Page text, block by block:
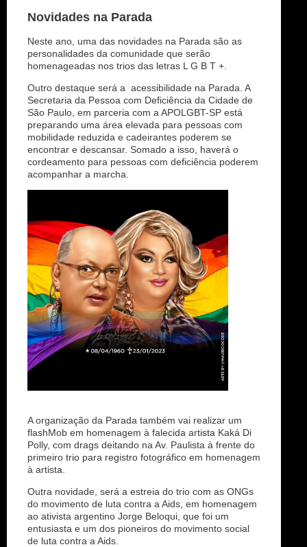
Novidades na Parada
Neste ano, uma das novidades na Parada são as
personalidades da comunidade que serão
homenageadas nos trios das letras L G B T +.
Outro destaque será a acessibilidade na Parada. A
Secretaria da Pessoa com Deficiência da Cidade de
São Paulo, em parceria com a APOLGBT-SP está
preparando uma área elevada para pessoas com
mobilidade reduzida e cadeirantes poderem se
encontrar e descansar. Somado a isso, haverá o
cordeamento para pessoas com deficiência poderem
acompanhar a marcha.
A organização da Parada também vai realizar um
flashMob em homenagem à falecida artista Kaká Di
Polly, com drags deitando na Av. Paulista à frente do
primeiro trio para registro fotográfico em homenagem
à artista.
Outra novidade, será a estreia do trio com as ONGs
do movimento de luta contra a Aids, em homenagem
ao ativista argentino Jorge Beloqui, que foi um
entusiasta e um dos pioneiros do movimento social
de luta contra a Aids.